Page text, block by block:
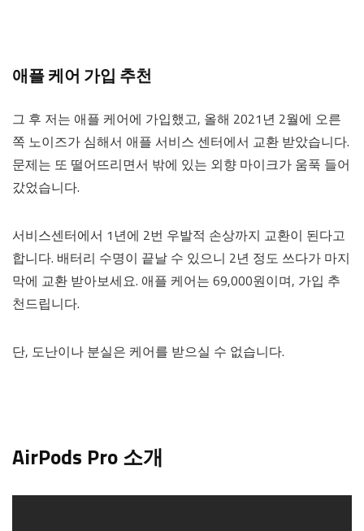
애플 케어 가입 추천
그 후 저는 애플 케어에 가입했고, 올해 2021년 2월에 오른
쪽 노이즈가 심해서 애플 서비스 센터에서 교환 받았습니다.
문제는 또 떨어뜨리면서 밖에 있는 외향 마이크가 움푹 들어
갔었습니다.
서비스센터에서 1년에 2번 우발적 손상까지 교환이 된다고
합니다. 배터리 수명이 끝날 수 있으니 2년 정도 쓰다가 마지
막에 교환 받아보세요. 애플 케어는 69,000원이며, 가입 추
천드립니다.
단, 도난이나 분실은 케어를 받으실 수 없습니다.
AirPods Pro 소개